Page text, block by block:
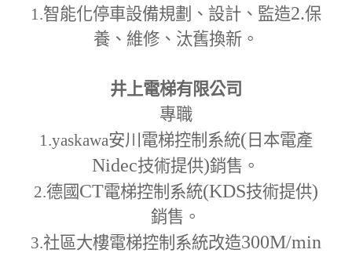
1.智能化停車設備規劃、設計、監造2.保
養、維修、汰舊換新。
井上電梯有限公司
專職
1.yaskawa安川電梯控制系統( 日本電產
Nidec技術提供)銷售。
2.德國 CT電梯控制系統(KDS技術提供)
銷售。
3.社區大樓電梯控制系統改造300M/min